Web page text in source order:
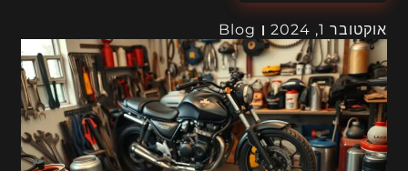
אוקטובר 1, 2024 Blog